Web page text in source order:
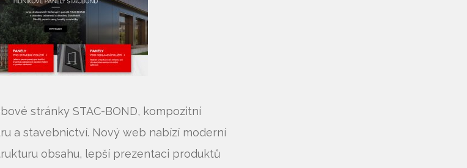
stránky STAC-BOND, kompozitní
a stavebnictví. Nový web nabízí moderní
obsahu, lepší prezentaci produktů